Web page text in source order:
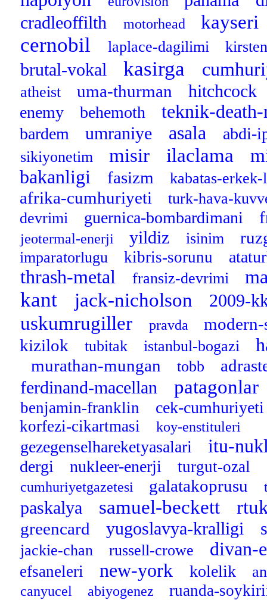
cradleoffilth
motorhead kayseri
cernobil laplace-dagilimi
brutal-vokal kasirga
atheist uma-thurman hitchcock
enemy behemoth teknik-
bardem umraniye asala abdi-
sikiyonetim misir ilaclama
bakanligi
fasizm kabatas-
afrika-cumhuriyeti
turk-hava-
devrimi
guernica-bombardimani
jeotermal-enerji yildiz isinim
imparatorlugu kibris-sorunu
thrash-metal fransiz-devrimi
kant jack-nicholson 2009-
uskumrugiller pravda
kizilok
tubitak istanbul-bogazi
murathan-mungan tobb
ferdinand-macellan patagonlar
benjamin-franklin cek-
korfezi-cikartmasi koy-enstituleri
gezegenselhareketyasalari itu-
dergi nukleer-enerji turgut-ozal
cumhuriyetgazetesi galatakoprusu
paskalya samuel-beckett
greencard yugoslavya-kralligi
jackie-chan russell-crowe divan-
efsaneleri new-york kolelik
canyucel abiyogenez ruanda-